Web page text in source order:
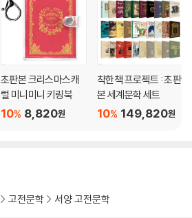
초판본 크리스마스캐
럴 미니미니 키링북
8,820원
10%
착한책 프로젝트 : 초판
본 세계문학 세트
149,820원
10%
고전문학 서양 고전문학